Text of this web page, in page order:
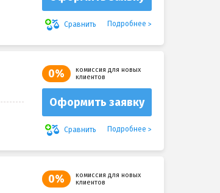
Сравнить Подробнее
0%
комиссия для новых
клиентов
Оформить заявку
Сравнить Подробнее
0%
комиссия для новых
клиентов